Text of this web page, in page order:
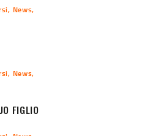
, News,
, News,
FIGLIO